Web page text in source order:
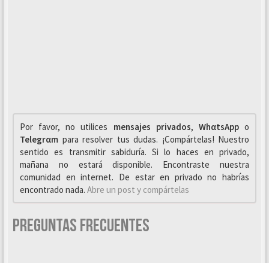
Por favor, no utilices mensajes privados, WhαtsAppo
Telegrαm para resolver tus dudas. ¡Compártelas! Nuestro
sentido es transmitir sabiduría. Si lo haces en privado,
mañana no estará disponible. Encontraste nuestra
comunidad en internet. De estar en privado no habrías
encontrado nada. Abre un post y compártelas
Preguntas Frecuentes